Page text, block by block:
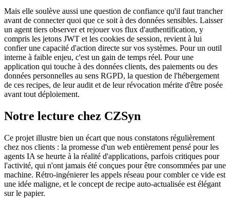
Mais elle soulève aussi une question de confiance qu'il faut trancher
avant de connecter quoi que ce soit à des données sensibles. Laisser
un agent tiers observer et rejouer vos flux d'authentification, y
compris les jetons JWT et les cookies de session, revient à lui
confier une capacité d'action directe sur vos systèmes. Pour un outil
interne à faible enjeu, c'est un gain de temps réel. Pour une
application qui touche à des données clients, des paiements ou des
données personnelles au sens RGPD, la question de l'hébergement
de ces recipes, de leur audit et de leur révocation mérite d'être posée
avant tout déploiement.
Notre lecture chez CZSyn
Ce projet illustre bien un écart que nous constatons régulièrement
chez nos clients : la promesse d'un web entièrement pensé pour les
agents IA se heurte à la réalité d'applications, parfois critiques pour
l'activité, qui n'ont jamais été conçues pour être consommées par une
machine. Rétro-ingénierer les appels réseau pour combler ce vide est
une idée maligne, et le concept de recipe auto-actualisée est élégant
sur le papier.